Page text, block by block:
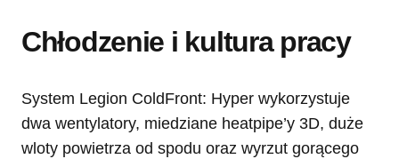
Chłodzenie i kultura pracy
System Legion ColdFront: Hyper wykorzystuje
dwa wentylatory, miedziane heatpipe’y 3D, duże
wloty powietrza od spodu oraz wyrzut gorącego